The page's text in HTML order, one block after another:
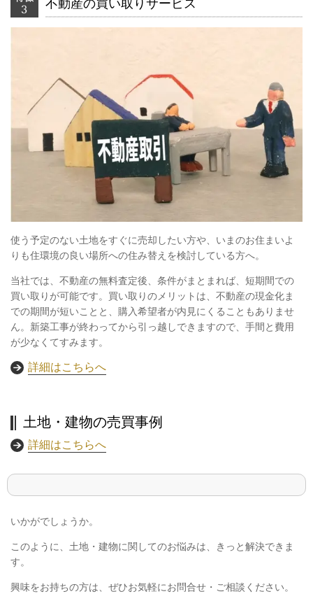
不動産の買い取りサービス
使う予定のない土地をすぐに売却したい方や、いまのお住まいよ
りも住環境の良い場所への住み替えを検討している方へ。
当社では、不動産の無料査定後、条件がまとまれば、短期間での
買い取りが可能です。買い取りのメリットは、不動産の現金化ま
での期間が短いことと、購入希望者が内見にくることもありませ
ん。新築工事が終わってから引っ越しできますので、手間と費用
が少なくてすみます。
詳細はこちらへ
土地・建物の売買事例
詳細はこちらへ
いかがでしょうか。
このように、土地・建物に関してのお悩みは、きっと解決できま
す。
興味をお持ちの方は、ぜひお気軽にお問合せ・ご相談ください。